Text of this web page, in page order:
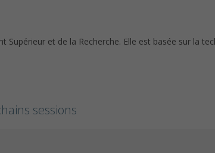
et de la Recherche. Elle est basée sur la
sessions